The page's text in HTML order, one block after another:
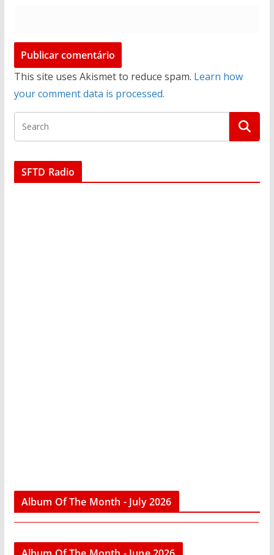
This site uses Akismet to reduce spam. Learn how
your comment data is processed.
SFTD Radio
Album Of The Month - July 2026